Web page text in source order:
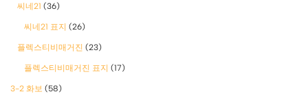
씨네21 (36)
씨네21 표지 (26)
플렉스티비매거진 (23)
플렉스티비매거진 표지 (17)
3-2 화보 (58)